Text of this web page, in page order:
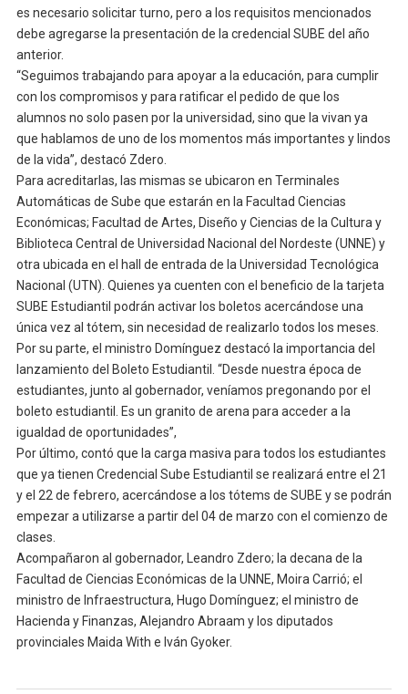
es necesario solicitar turno, pero a los requisitos mencionados
debe agregarse la presentación de la credencial SUBE del año
anterior.
“Seguimos trabajando para apoyar a la educación, para cumplir
con los compromisos y para ratificar el pedido de que los
alumnos no solo pasen por la universidad, sino que la vivan ya
que hablamos de uno de los momentos más importantes y lindos
de la vida”, destacó Zdero.
Para acreditarlas, las mismas se ubicaron en Terminales
Automáticas de Sube que estarán en la Facultad Ciencias
Económicas; Facultad de Artes, Diseño y Ciencias de la Cultura y
Biblioteca Central de Universidad Nacional del Nordeste (UNNE) y
otra ubicada en el hall de entrada de la Universidad Tecnológica
Nacional (UTN). Quienes ya cuenten con el beneficio de la tarjeta
SUBE Estudiantil podrán activar los boletos acercándose una
única vez al tótem, sin necesidad de realizarlo todos los meses.
Por su parte, el ministro Domínguez destacó la importancia del
lanzamiento del Boleto Estudiantil. “Desde nuestra época de
estudiantes, junto al gobernador, veníamos pregonando por el
boleto estudiantil. Es un granito de arena para acceder a la
igualdad de oportunidades”,
Por último, contó que la carga masiva para todos los estudiantes
que ya tienen Credencial Sube Estudiantil se realizará entre el 21
y el 22 de febrero, acercándose a los tótems de SUBE y se podrán
empezar a utilizarse a partir del 04 de marzo con el comienzo de
clases.
Acompañaron al gobernador, Leandro Zdero; la decana de la
Facultad de Ciencias Económicas de la UNNE, Moira Carrió; el
ministro de Infraestructura, Hugo Domínguez; el ministro de
Hacienda y Finanzas, Alejandro Abraam y los diputados
provinciales Maida With e Iván Gyoker.